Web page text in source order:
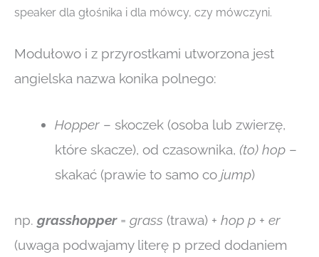
speaker dla głośnika i dla mówcy, czy mówczyni.
Modułowo i z przyrostkami utworzona jest
angielska nazwa konika polnego:
Hopper – skoczek (osoba lub zwierzę,
które skacze), od czasownika, (to) hop –
skakać (prawie to samo co jump)
np. grasshopper= grass (trawa) + hop p + er
(uwaga podwajamy literę p przed dodaniem